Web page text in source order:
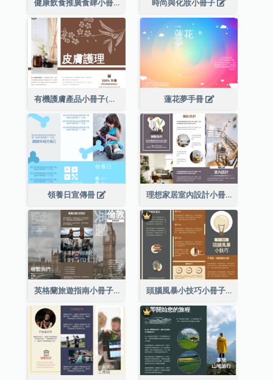
健康飲食推廣食肆小冊子 時尚與化妝小冊子
有機護膚產品小冊子(附詳細信息) 蓮花夢手冊
領養日宣傳冊 理想家居室內設計小冊子
英格蘭旅遊指南小冊子 頭腦風暴小技巧小冊子